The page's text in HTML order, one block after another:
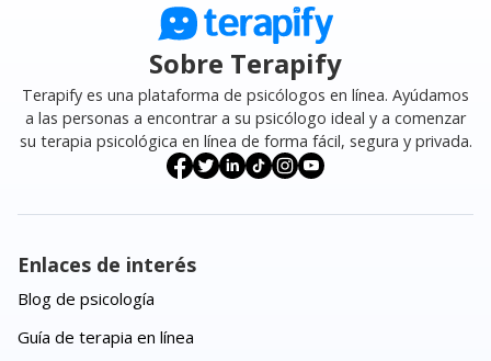
Sobre Terapify
Terapify es una plataforma de psicólogos en línea. Ayúdamos
a las personas a encontrar a su psicólogo ideal y a comenzar
su terapia psicológica en línea de forma fácil, segura y privada.
Enlaces de interés
Blog de psicología
Guía de terapia en línea